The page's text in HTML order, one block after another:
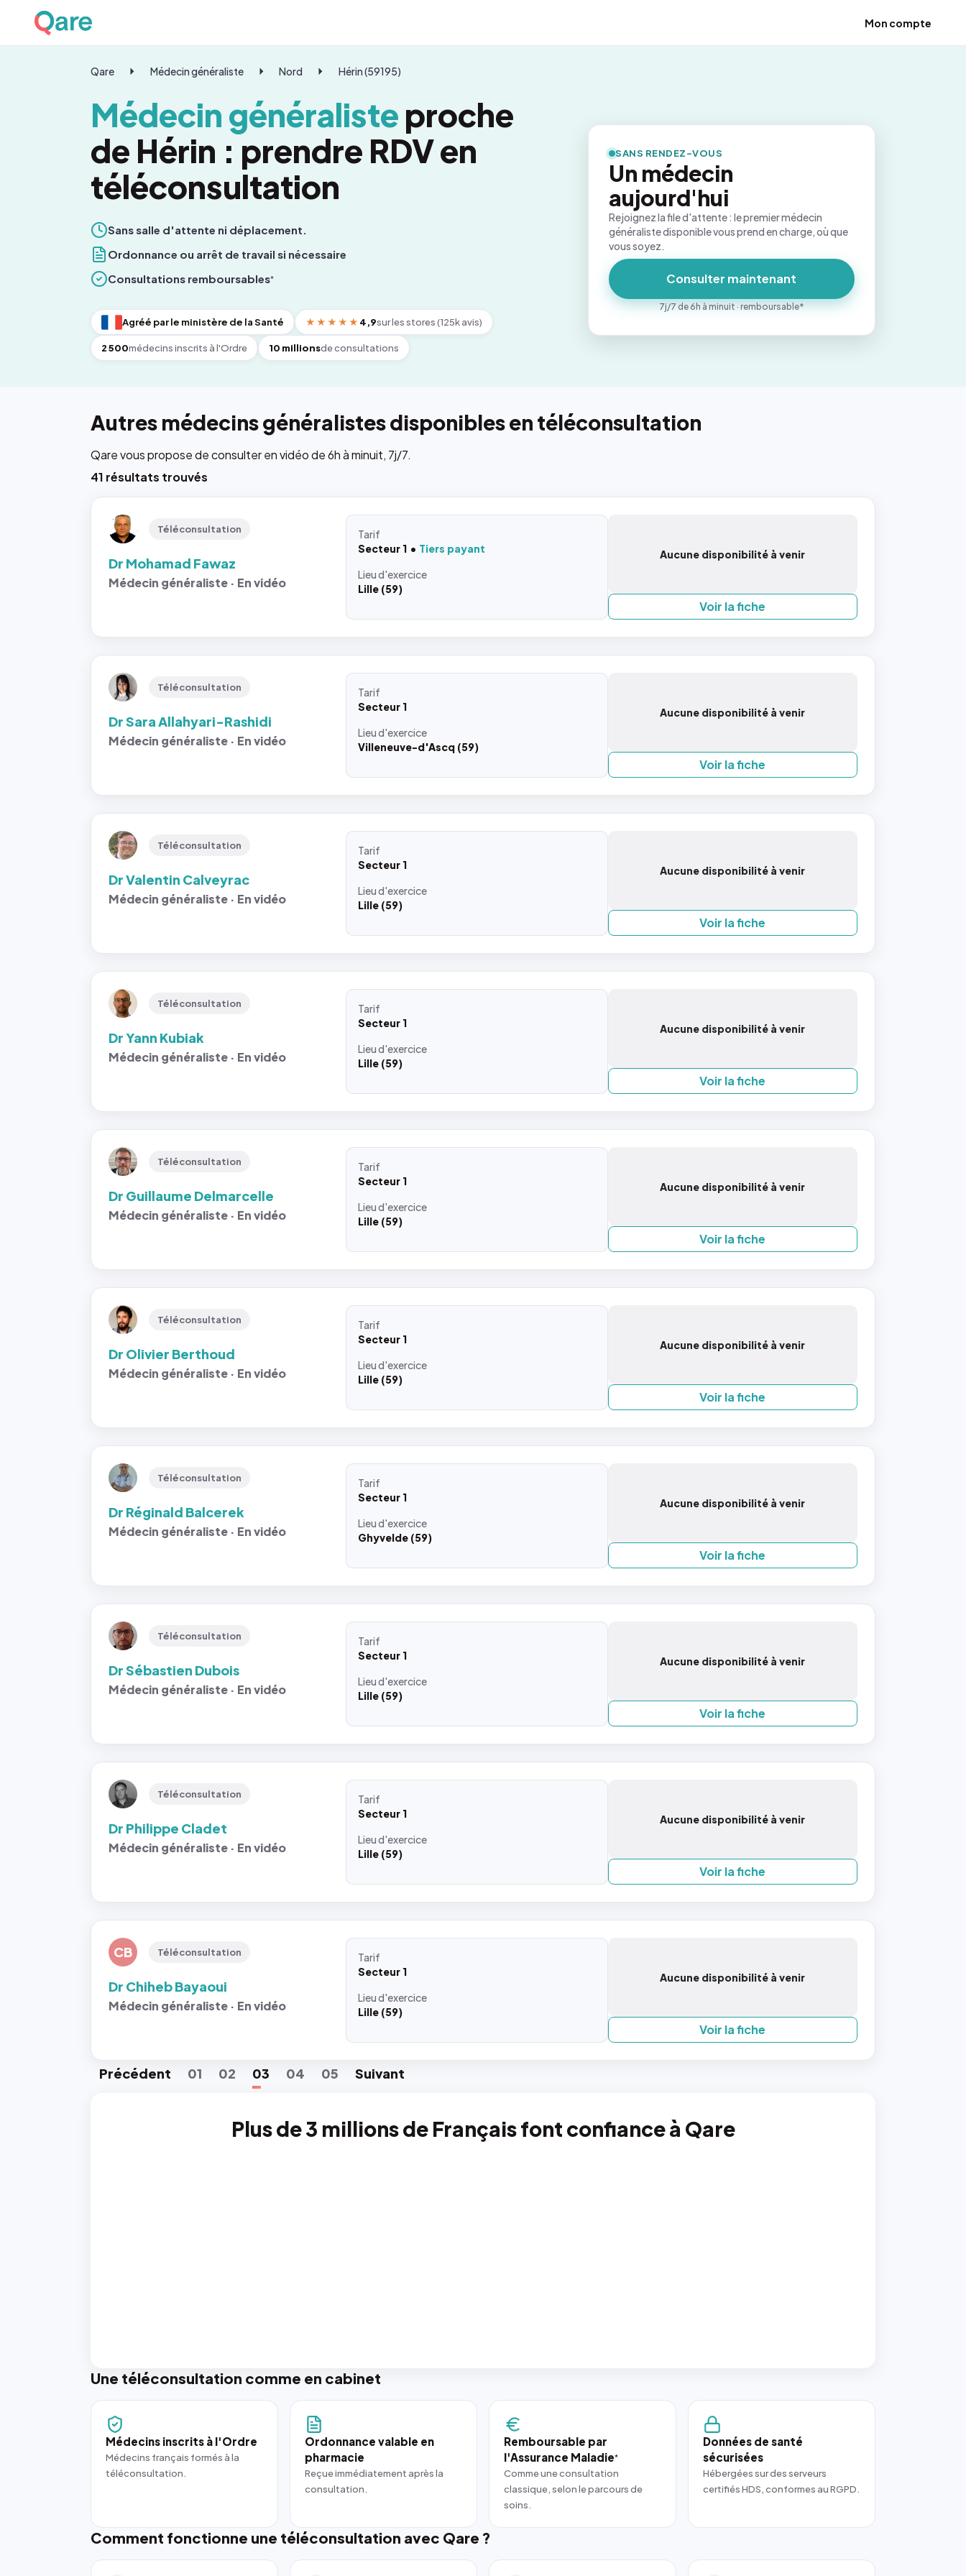
Mon compte
Qare Médecin généraliste Nord Hérin (59195)
Médecin généralisteproche
de Hérin : prendre RDV en
téléconsultation
Sans salle d'attente ni déplacement.
Ordonnance ou arrêt de travail si nécessaire
Consultations remboursables*
Agréé par le ministère de la Santé ★★★★★ 4,9sur les stores (125k avis)
2 500médecins inscrits à l'Ordre 10 millionsde consultations
SANS RENDEZ-VOUS
Un médecin
aujourd'hui
Rejoignez la file d'attente : le premier médecin
généraliste disponible vous prend en charge, où que
vous soyez.
Consulter maintenant
7j/7 de 6h à minuit · remboursable*
Autres médecins généralistes disponibles en téléconsultation
Qare vous propose de consulter en vidéo de 6h à minuit, 7j/7.
41 résultats trouvés
Téléconsultation
Dr Mohamad Fawaz
Médecin généraliste · En vidéo
Tarif
Secteur 1
Tiers payant
Lieud'exercice
Lille (59)
Aucune disponibilité à venir
Voir la fiche
Téléconsultation
Dr Sara Allahyari-Rashidi
Médecin généraliste · En vidéo
Tarif
Secteur 1
Lieud'exercice
Villeneuve-d'Ascq (59)
Aucune disponibilité à venir
Voir la fiche
Téléconsultation
Dr Valentin Calveyrac
Médecin généraliste · En vidéo
Tarif
Secteur 1
Lieud'exercice
Lille (59)
Aucune disponibilité à venir
Voir la fiche
Téléconsultation
Dr Yann Kubiak
Médecin généraliste · En vidéo
Tarif
Secteur 1
Lieud'exercice
Lille (59)
Aucune disponibilité à venir
Voir la fiche
Téléconsultation
Dr Guillaume Delmarcelle
Médecin généraliste · En vidéo
Tarif
Secteur 1
Lieud'exercice
Lille (59)
Aucune disponibilité à venir
Voir la fiche
Téléconsultation
Dr Olivier Berthoud
Médecin généraliste · En vidéo
Tarif
Secteur 1
Lieud'exercice
Lille (59)
Aucune disponibilité à venir
Voir la fiche
Téléconsultation
Dr Réginald Balcerek
Médecin généraliste · En vidéo
Tarif
Secteur 1
Lieud'exercice
Ghyvelde (59)
Aucune disponibilité à venir
Voir la fiche
Téléconsultation
Dr Sébastien Dubois
Médecin généraliste · En vidéo
Tarif
Secteur 1
Lieud'exercice
Lille (59)
Aucune disponibilité à venir
Voir la fiche
Téléconsultation
Dr Philippe Cladet
Médecin généraliste · En vidéo
Tarif
Secteur 1
Lieud'exercice
Lille (59)
Aucune disponibilité à venir
Voir la fiche
CB Téléconsultation
Dr Chiheb Bayaoui
Médecin généraliste · En vidéo
Tarif
Secteur 1
Lieud'exercice
Lille (59)
Aucune disponibilité à venir
Voir la fiche
Précédent 01 02 03 04 05 Suivant
Plus de 3 millions de Français font confiance à Qare
Une téléconsultation comme en cabinet
Médecins inscrits à l'Ordre
Médecins français formés à la
téléconsultation.
Ordonnance valable en
pharmacie
Reçue immédiatement après la
consultation.
Remboursable par
l'Assurance Maladie*
Comme une consultation
classique, selon le parcours de
soins.
Données de santé
sécurisées
Hébergées sur des serveurs
certifiés HDS, conformes au RGPD.
Comment fonctionne une téléconsultation avec Qare ?